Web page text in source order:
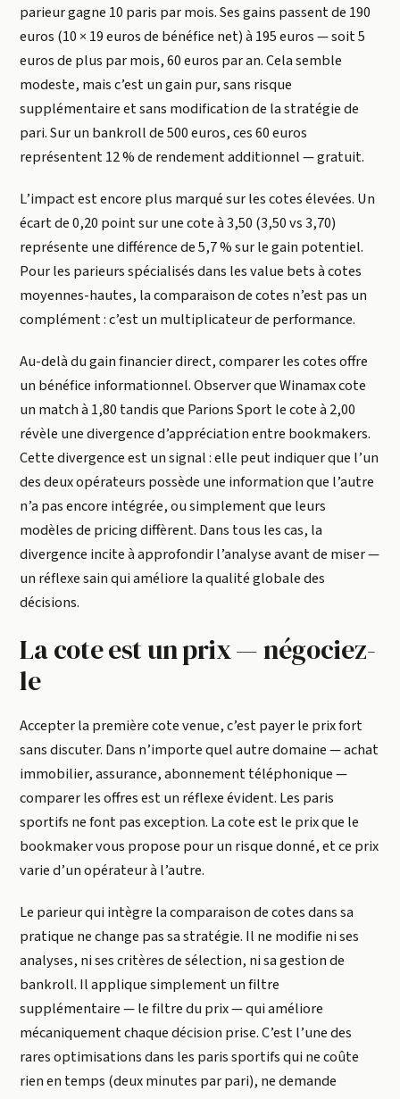
parieur gagne 10 paris par mois. Ses gains passent de 190
euros (10 × 19 euros de bénéfice net) à 195 euros — soit 5
euros de plus par mois, 60 euros par an. Cela semble
modeste, mais c’est un gain pur, sans risque
supplémentaire et sans modification de la stratégie de
pari. Sur un bankroll de 500 euros, ces 60 euros
représentent 12 % de rendement additionnel — gratuit.
L’impact est encore plus marqué sur les cotes élevées. Un
écart de 0,20 point sur une cote à 3,50 (3,50 vs 3,70)
représente une différence de 5,7 % sur le gain potentiel.
Pour les parieurs spécialisés dans les value bets à cotes
moyennes-hautes, la comparaison de cotes n’est pas un
complément : c’est un multiplicateur de performance.
Au-delà du gain financier direct, comparer les cotes offre
un bénéfice informationnel. Observer que Winamax cote
un match à 1,80 tandis que Parions Sport le cote à 2,00
révèle une divergence d’appréciation entre bookmakers.
Cette divergence est un signal : elle peut indiquer que l’un
des deux opérateurs possède une information que l’autre
n’a pas encore intégrée, ou simplement que leurs
modèles de pricing diffèrent. Dans tous les cas, la
divergence incite à approfondir l’analyse avant de miser —
un réflexe sain qui améliore la qualité globale des
décisions.
La cote est un prix — négociez-
le
Accepter la première cote venue, c’est payer le prix fort
sans discuter. Dans n’importe quel autre domaine — achat
immobilier, assurance, abonnement téléphonique —
comparer les offres est un réflexe évident. Les paris
sportifs ne font pas exception. La cote est le prix que le
bookmaker vous propose pour un risque donné, et ce prix
varie d’un opérateur à l’autre.
Le parieur qui intègre la comparaison de cotes dans sa
pratique ne change pas sa stratégie. Il ne modifie ni ses
analyses, ni ses critères de sélection, ni sa gestion de
bankroll. Il applique simplement un filtre
supplémentaire — le filtre du prix — qui améliore
mécaniquement chaque décision prise. C’est l’une des
rares optimisations dans les paris sportifs qui ne coûte
rien en temps (deux minutes par pari), ne demande